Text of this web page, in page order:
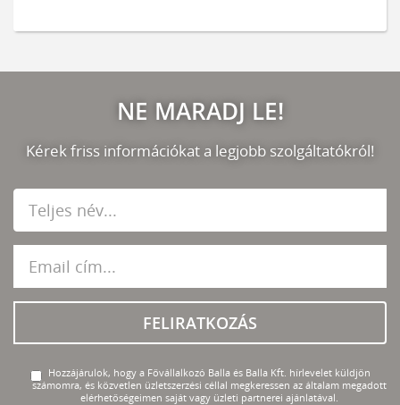
NE MARADJ LE!
Kérek friss információkat a legjobb szolgáltatókról!
FELIRATKOZÁS
Hozzájárulok, hogy a Fővállalkozó Balla és Balla Kft. hírlevelet küldjön
számomra, és közvetlen üzletszerzési céllal megkeressen az általam megadott
elérhetőségeimen saját vagy üzleti partnerei ajánlatával.